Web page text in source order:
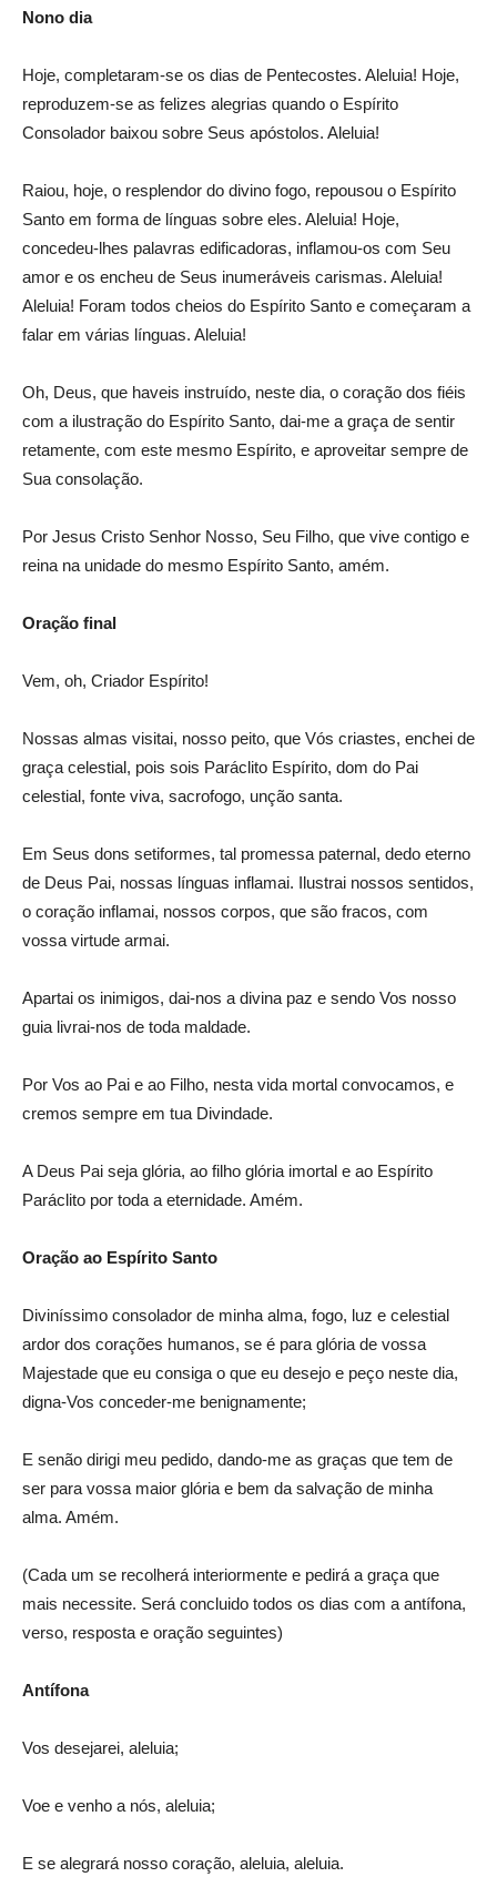
Nono dia
Hoje, completaram-se os dias de Pentecostes. Aleluia! Hoje,
reproduzem-se as felizes alegrias quando o Espírito
Consolador baixou sobre Seus apóstolos. Aleluia!
Raiou, hoje, o resplendor do divino fogo, repousou o Espírito
Santo em forma de línguas sobre eles. Aleluia! Hoje,
concedeu-lhes palavras edificadoras, inflamou-os com Seu
amor e os encheu de Seus inumeráveis carismas. Aleluia!
Aleluia! Foram todos cheios do Espírito Santo e começaram a
falar em várias línguas. Aleluia!
Oh, Deus, que haveis instruído, neste dia, o coração dos fiéis
com a ilustração do Espírito Santo, dai-me a graça de sentir
retamente, com este mesmo Espírito, e aproveitar sempre de
Sua consolação.
Por Jesus Cristo Senhor Nosso, Seu Filho, que vive contigo e
reina na unidade do mesmo Espírito Santo, amém.
Oração final
Vem, oh, Criador Espírito!
Nossas almas visitai, nosso peito, que Vós criastes, enchei de
graça celestial, pois sois Paráclito Espírito, dom do Pai
celestial, fonte viva, sacrofogo, unção santa.
Em Seus dons setiformes, tal promessa paternal, dedo eterno
de Deus Pai, nossas línguas inflamai. Ilustrai nossos sentidos,
o coração inflamai, nossos corpos, que são fracos, com
vossa virtude armai.
Apartai os inimigos, dai-nos a divina paz e sendo Vos nosso
guia livrai-nos de toda maldade.
Por Vos ao Pai e ao Filho, nesta vida mortal convocamos, e
cremos sempre em tua Divindade.
A Deus Pai seja glória, ao filho glória imortal e ao Espírito
Paráclito por toda a eternidade. Amém.
Oração ao Espírito Santo
Diviníssimo consolador de minha alma, fogo, luz e celestial
ardor dos corações humanos, se é para glória de vossa
Majestade que eu consiga o que eu desejo e peço neste dia,
digna-Vos conceder-me benignamente;
E senão dirigi meu pedido, dando-me as graças que tem de
ser para vossa maior glória e bem da salvação de minha
alma. Amém.
(Cada um se recolherá interiormente e pedirá a graça que
mais necessite. Será concluido todos os dias com a antífona,
verso, resposta e oração seguintes)
Antífona
Vos desejarei, aleluia;
Voe e venho a nós, aleluia;
E se alegrará nosso coração, aleluia, aleluia.